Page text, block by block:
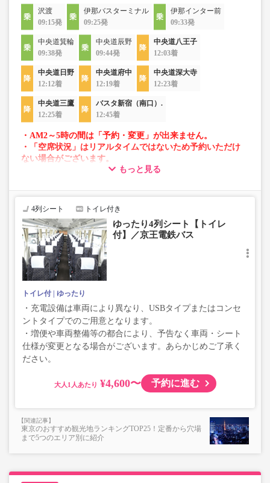
沢渡
09:15発
伊那バスターミナル
09:25発
伊那インター前
09:33発
中央道箕輪
09:38発
中央道辰野
09:44発
中央道八王子
12:03着
中央道日野
12:12着
中央道府中
12:19着
中央道深大寺
12:23着
中央道三鷹
12:25着
バスタ新宿（南口）.
12:45着
・AM2～5時の間は「予約・変更」が出来ません。
・「空席状況」はリアルタイムではないため予約いただけ
ない場合がございます。
・車両は予告なく変更となる場合がございます。これに伴
で、あらかじめご了承ください。
もっと見る
4列シート トイレ付き
ゆったり4列シート【トイレ
付】／京王電鉄バス
トイレ付 ゆったり
・充電設備は車両により異なり、USBタイプまたはコンセ
ントタイプでのご用意となります。
・増便や車両整備等の都合により、予告なく車両・シート
仕様が変更となる場合がございます。あらかじめご了承く
ださい。
大人 ¥4,600〜 予約に進む
東京のおすすめ観光地ランキングTOP25！定番から穴場
まで5つのエリア別に紹介